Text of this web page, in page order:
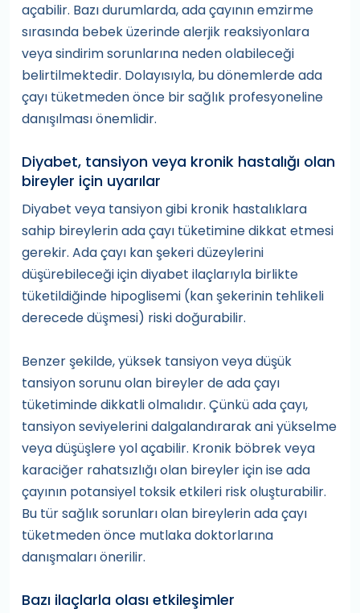
açabilir. Bazı durumlarda, ada çayının emzirme
sırasında bebek üzerinde alerjik reaksiyonlara
veya sindirim sorunlarına neden olabileceği
belirtilmektedir. Dolayısıyla, bu dönemlerde ada
çayı tüketmeden önce bir sağlık profesyoneline
danışılması önemlidir.
Diyabet, tansiyon veya kronik hastalığı olan
bireyler için uyarılar
Diyabet veya tansiyon gibi kronik hastalıklara
sahip bireylerin ada çayı tüketimine dikkat etmesi
gerekir. Ada çayı kan şekeri düzeylerini
düşürebileceği için diyabet ilaçlarıyla birlikte
tüketildiğinde hipoglisemi (kan şekerinin tehlikeli
derecede düşmesi) riski doğurabilir.
Benzer şekilde, yüksek tansiyon veya düşük
tansiyon sorunu olan bireyler de ada çayı
tüketiminde dikkatli olmalıdır. Çünkü ada çayı,
tansiyon seviyelerini dalgalandırarak ani yükselme
veya düşüşlere yol açabilir. Kronik böbrek veya
karaciğer rahatsızlığı olan bireyler için ise ada
çayının potansiyel toksik etkileri risk oluşturabilir.
Bu tür sağlık sorunları olan bireylerin ada çayı
tüketmeden önce mutlaka doktorlarına
danışmaları önerilir.
Bazı ilaçlarla olası etkileşimler